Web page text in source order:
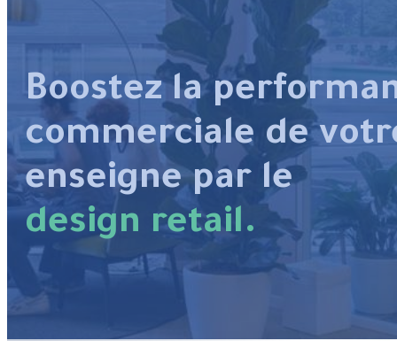
Boostez la
commerciale de
enseigne par le
design retail.